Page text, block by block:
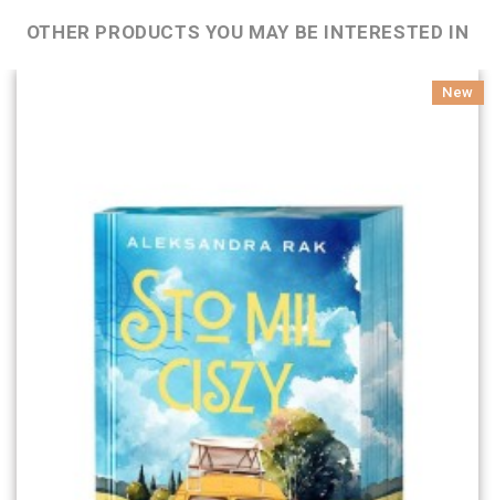
OTHER PRODUCTS YOU MAY BE INTERESTED IN
New